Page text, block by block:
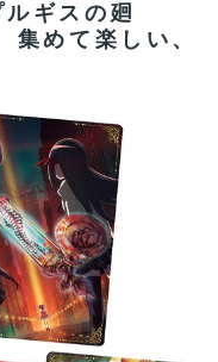
ルギスの廻
集めて楽しい、